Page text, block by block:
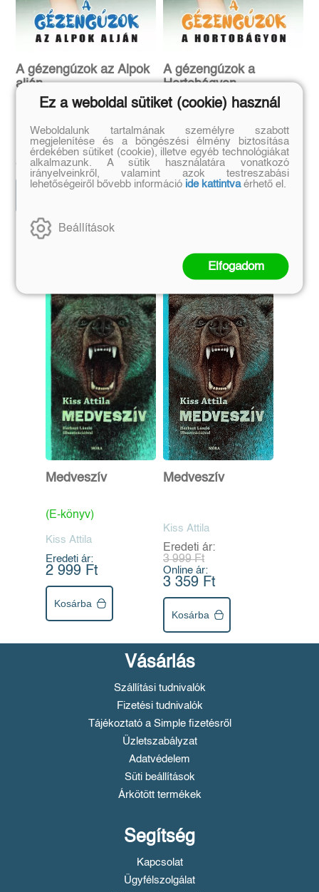
A gézengúzok az Alpok
alján
(E-könyv)
Rónaszegi Miklós
Eredeti ár:
4 790 Ft
A gézengúzok a
Hortobágyon
(E-könyv)
Rónaszegi Miklós
Eredeti ár:
4 790 Ft
Szerző további művei
Medveszív
(E-könyv)
Kiss Attila
Eredeti ár:
2 999 Ft
Kosárba
Medveszív
Kiss Attila
Eredeti ár:
3 999 Ft
Online ár:
3 359 Ft
Kosárba
Vásárlás
Szállítási tudnivalók
Fizetési tudnivalók
Tájékoztató a Simple fizetésről
Üzletszabályzat
Adatvédelem
Süti beállítások
Árkötött termékek
Segítség
Kapcsolat
Ügyfélszolgálat
Ez a weboldal sütiket (cookie) használ
Weboldalunk tartalmának személyre szabott
megjelenítése és a böngészési élmény biztosítása
érdekében sütiket (cookie), illetve egyéb technológiákat
alkalmazunk. A sütik használatára vonatkozó
irányelveinkről, valamint azok testreszabási
lehetőségeiről bővebb információ ide kattintvaérhető el.
Beállítások
Elfogadom